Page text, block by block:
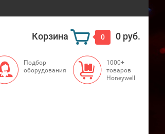
Корзина 0 0 руб.
Подбор
оборудования
1000+
товаров
Honeywell